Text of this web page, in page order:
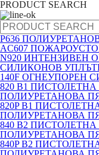
PRODUCT SEARCH
P636
AC607
N920 ИНТЕНЗИВЕН
СИЛИКОНОВ
140F ОГНЕУПОРЕН
820 B1
ПОЛИУРЕТАНОВА
820P B1
ПОЛИУРЕТАНОВА
840 B2
ПОЛИУРЕТАНОВА
840P B2